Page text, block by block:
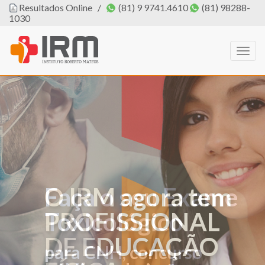
Resultados Online / (81) 9 9741.4610
(81) 98288-
1030
O IRM agora tem
PROFISSIONAL
DE EDUCAÇÃO